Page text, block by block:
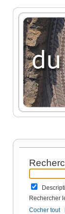
Rechercher
Cocher tout